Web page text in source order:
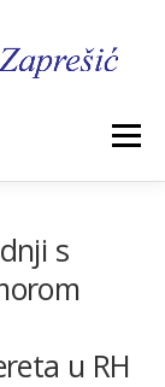
Izbornik
s
u RH